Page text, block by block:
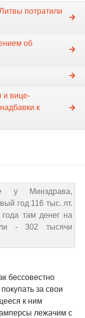
потратили
об
и вице-
к
у Минздрава,
год 116 тыс. лт.
там денег на
- 302 тысячи
бессовестно
за свои
к ним
лежачим с